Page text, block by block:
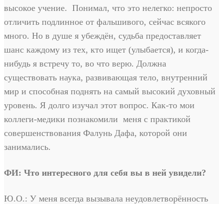
высокое учение. Понимал, что это нелегко: непросто
отличить подлинное от фальшивого, сейчас всякого
много. Но в душе я убеждён, судьба предоставляет
шанс каждому из тех, кто ищет (улыбается), и когда-
нибудь я встречу то, во что верю. Должна
существовать наука, развивающая тело, внутренний
мир и способная поднять на самый высокий духовный
уровень. Я долго изучал этот вопрос. Как-то мои
коллеги-медики познакомили меня с практикой
совершенствования Фалунь Дафа, которой они
занимались.
ФИ: Что интересного для себя вы в ней увидели?
Ю.О.: У меня всегда вызывала неудовлетворённость